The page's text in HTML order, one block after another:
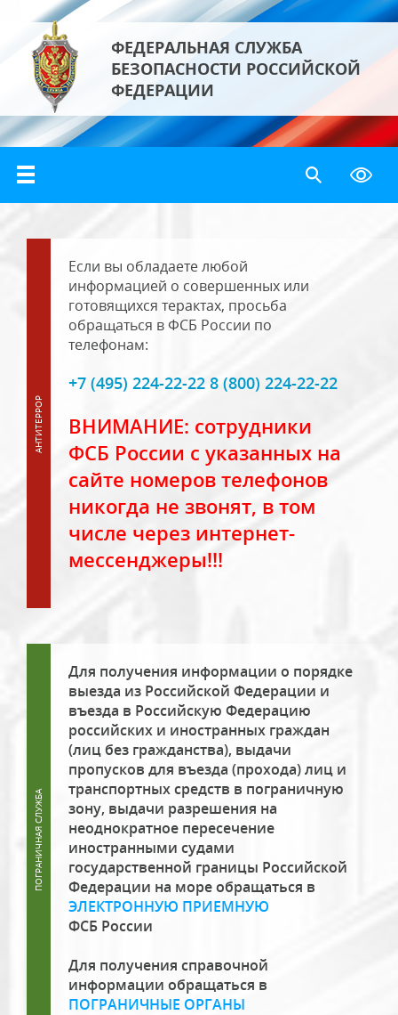
ФЕДЕРАЛЬНАЯ СЛУЖБА
БЕЗОПАСНОСТИ РОССИЙСКОЙ
ФЕДЕРАЦИИ
Если вы обладаете любой
информацией о совершенных или
готовящихся терактах, просьба
обращаться в ФСБ России по
телефонам:
+7 (495) 224-22-22 8 (800) 224-22-22
ВНИМАНИЕ: сотрудники
ФСБ России с указанных на
сайте номеров телефонов
никогда не звонят, в том
числе через интернет-
мессенджеры!!!
Для получения информации о порядке
выезда из Российской Федерации и
въезда в Российскую Федерацию
российских и иностранных граждан
(лиц без гражданства), выдачи
пропусков для въезда (прохода) лиц и
транспортных средств в пограничную
зону, выдачи разрешения на
неоднократное пересечение
иностранными судами
государственной границы Российской
Федерации на море обращаться в
ЭЛЕКТРОННУЮ ПРИЕМНУЮ
ФСБ России
Для получения справочной
информации обращаться в
ПОГРАНИЧНЫЕ ОРГАНЫ